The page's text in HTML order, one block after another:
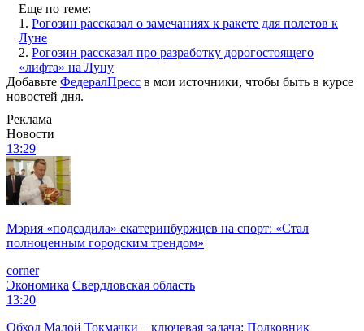
Еще по теме:
1. Рогозин рассказал о замечаниях к ракете для полетов к
Луне
2. Рогозин рассказал про разработку дорогостоящего
«лифта» на Луну
Добавьте ФедералПресс в мои источники, чтобы быть в курсе
новостей дня.
Реклама
Новости
13:29
Мэрия «подсадила» екатеринбуржцев на спорт: «Стал
полноценным городским трендом»
corner
Экономика Свердловская область
13:20
Обход Малой Токмачки – ключевая задача: Полковник